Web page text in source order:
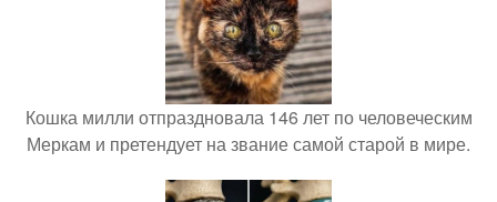
Кошка милли отпраздновала 146 лет по человеческим
Меркам и претендует на звание самой старой в мире.